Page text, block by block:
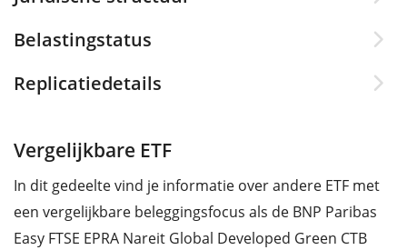
Belastingstatus
Replicatiedetails
Vergelijkbare ETF
In dit gedeelte vind je informatie over andere ETF met
een vergelijkbare beleggingsfocus als de BNP Paribas
Easy FTSE EPRA Nareit Global Developed Green CTB